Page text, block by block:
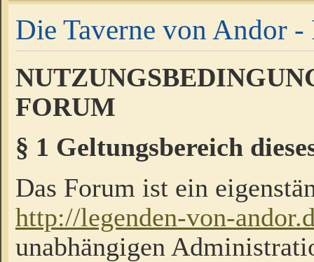
Die Taverne von Andor -
FORUM
§ 1 Geltungsbereich
Das Forum ist ein
http://legenden-von-
unabhängigen